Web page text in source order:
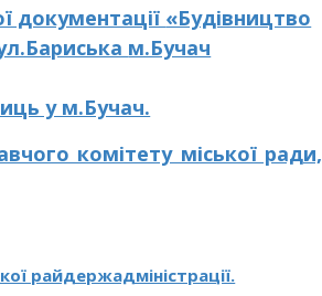
документації «Будівництво
м.Бучач
у м.Бучач.
комітету міської ради,
райдержадміністрації.